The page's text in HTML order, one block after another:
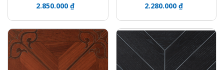
2.850.000 ₫ 2.280.000 ₫